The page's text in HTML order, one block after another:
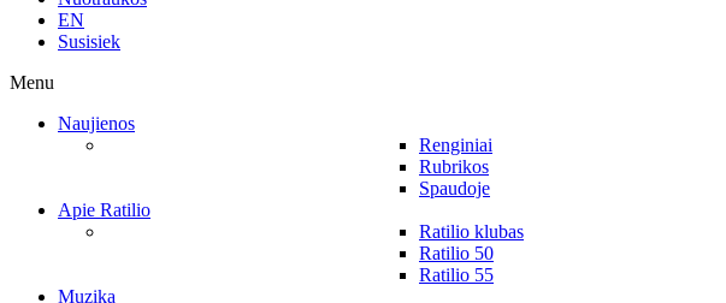
EN
Susisiek
Menu
Naujienos
Renginiai
Rubrikos
Spaudoje
Apie Ratilio
Ratilio klubas
Ratilio 50
Ratilio 55
Muzika